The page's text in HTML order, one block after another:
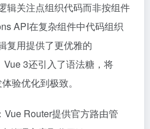
辑关注点组织代码而非按组件
API在复杂组件中代码组织
复用提供了更优雅的
3还引入了语法糖，将
验优化到极致。
Router提供官方路由管